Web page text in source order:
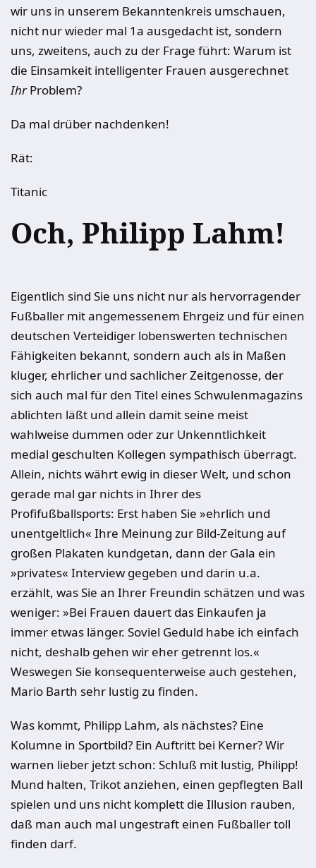
wir uns in unserem Bekanntenkreis umschauen,
nicht nur wieder mal 1a ausgedacht ist, sondern
uns, zweitens, auch zu der Frage führt: Warum ist
die Einsamkeit intelligenter Frauen ausgerechnet
IhrProblem?
Da mal drüber nachdenken!
Rät:
Titanic
Och, Philipp Lahm!
Eigentlich sind Sie uns nicht nur als hervorragender
Fußballer mit angemessenem Ehrgeiz und für einen
deutschen Verteidiger lobenswerten technischen
Fähigkeiten bekannt, sondern auch als in Maßen
kluger, ehrlicher und sachlicher Zeitgenosse, der
sich auch mal für den Titel eines Schwulenmagazins
ablichten läßt und allein damit seine meist
wahlweise dummen oder zur Unkenntlichkeit
medial geschulten Kollegen sympathisch überragt.
Allein, nichts währt ewig in dieser Welt, und schon
gerade mal gar nichts in Ihrer des
Profifußballsports: Erst haben Sie »ehrlich und
unentgeltlich« Ihre Meinung zur Bild-Zeitung auf
großen Plakaten kundgetan, dann der Gala ein
»privates« Interview gegeben und darin u.a.
erzählt, was Sie an Ihrer Freundin schätzen und was
weniger: »Bei Frauen dauert das Einkaufen ja
immer etwas länger. Soviel Geduld habe ich einfach
nicht, deshalb gehen wir eher getrennt los.«
Weswegen Sie konsequenterweise auch gestehen,
Mario Barth sehr lustig zu finden.
Was kommt, Philipp Lahm, als nächstes? Eine
Kolumne in Sportbild? Ein Auftritt bei Kerner? Wir
warnen lieber jetzt schon: Schluß mit lustig, Philipp!
Mund halten, Trikot anziehen, einen gepflegten Ball
spielen und uns nicht komplett die Illusion rauben,
daß man auch mal ungestraft einen Fußballer toll
finden darf.